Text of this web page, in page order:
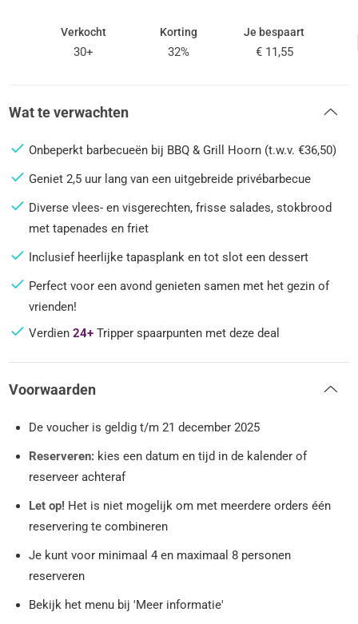
Verkocht
30+
Korting
32%
Je bespaart
€ 11,55
Wat te verwachten
Onbeperkt barbecueën bij BBQ & Grill Hoorn (t.w.v. €36,50)
Geniet 2,5 uur lang van een uitgebreide privébarbecue
Diverse vlees- en visgerechten, frisse salades, stokbrood
met tapenades en friet
Inclusief heerlijke tapasplank en tot slot een dessert
Perfect voor een avond genieten samen met het gezin of
vrienden!
Verdien24+ Tripper spaarpunten met deze deal
Voorwaarden
De voucher is geldig t/m 21 december 2025
Reserveren: kies een datum en tijd in de kalender of
reserveer achteraf
Let op! Het is niet mogelijk om met meerdere orders één
reservering te combineren
Je kunt voor minimaal 4 en maximaal 8 personen
reserveren
Bekijk het menu bij 'Meer informatie'